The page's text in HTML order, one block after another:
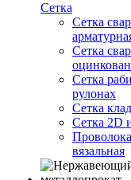
Сетка
Сетка
Сетка
Сетка
рулонах
Сетка
Сетка 2D
Проволока
вязальная